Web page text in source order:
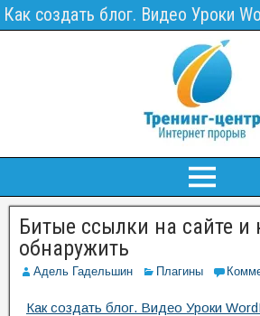
Как создать блог. Видео Уроки
Битые ссылки на сайте и
обнаружить
Адель Гадельшин Плагины
Как создать блог. Видео Уроки